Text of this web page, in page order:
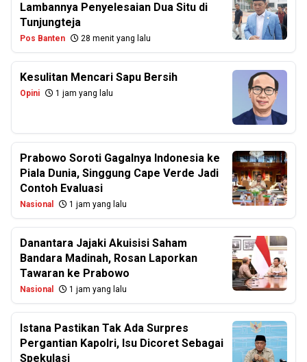
Lambannya Penyelesaian Dua Situ di
Tunjungteja
Pos Banten 28 menit yang lalu
Kesulitan Mencari Sapu Bersih
Opini 1 jam yang lalu
Prabowo Soroti Gagalnya Indonesia ke
Piala Dunia, Singgung Cape Verde Jadi
Contoh Evaluasi
Nasional 1 jam yang lalu
Danantara Jajaki Akuisisi Saham
Bandara Madinah, Rosan Laporkan
Tawaran ke Prabowo
Nasional 1 jam yang lalu
Istana Pastikan Tak Ada Surpres
Pergantian Kapolri, Isu Dicoret Sebagai
Spekulasi